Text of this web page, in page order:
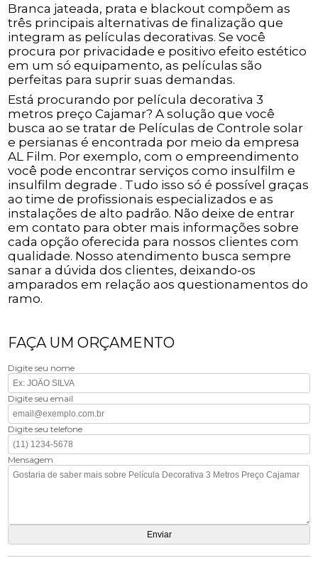
Branca jateada, prata e blackout compõem as
três principais alternativas de finalização que
integram as películas decorativas. Se você
procura por privacidade e positivo efeito estético
em um só equipamento, as películas são
perfeitas para suprir suas demandas.
Está procurando por película decorativa 3
metros preço Cajamar? A solução que você
busca ao se tratar de Películas de Controle solar
e persianas é encontrada por meio da empresa
AL Film. Por exemplo, com o empreendimento
você pode encontrar serviços como insulfilm e
insulfilm degrade . Tudo isso só é possível graças
ao time de profissionais especializados e as
instalações de alto padrão. Não deixe de entrar
em contato para obter mais informações sobre
cada opção oferecida para nossos clientes com
qualidade. Nosso atendimento busca sempre
sanar a dúvida dos clientes, deixando-os
amparados em relação aos questionamentos do
ramo.
FAÇA UM ORÇAMENTO
Digite seu nome
Digite seu email
Digite seu telefone
Mensagem